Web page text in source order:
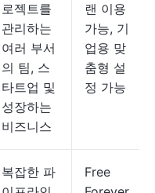
로젝트를
관리하는
여러 부서
의 팀, 스
타트업 및
성장하는
비즈니스
랜 이용
가능, 기
업용 맞
춤형 설
정 가능
복잡한 파
Free